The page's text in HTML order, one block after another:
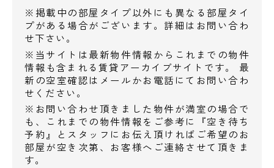
東京イースト21 547m
・スーパー
スーパータイヨー東陽町店 35m
西友東陽町店 99m
まいばすけっと南砂2丁目店 375m
・コンビニ
※掲載中の部屋タイプ以外にも異なる部屋タイ
プがある場合がございます。詳細はお問い合わ
せ下さい。
※当サイトは最新物件情報からこれまでの物件
情報も含まれる賃貸アーカイブサイトです。 最
新の空室確認はメールかお電話にてお問い合わ
せください。
※お問い合わせ頂きました物件が満室の場合で
も、これまでの物件情報をご参考に『空き待ち
予約』とスタッフにお伝え頂ければご希望のお
部屋が空き次第、お客様へご連絡させて頂きま
す。
電話でお問い合わせ